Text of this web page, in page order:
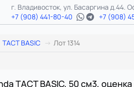
г. Владивосток, ул. Басаргина д.44.
+7 (908) 441-80-40
+7 (908)
TACT BASIC
Лот 1314
TACT BASIC, 50 см3, оценка